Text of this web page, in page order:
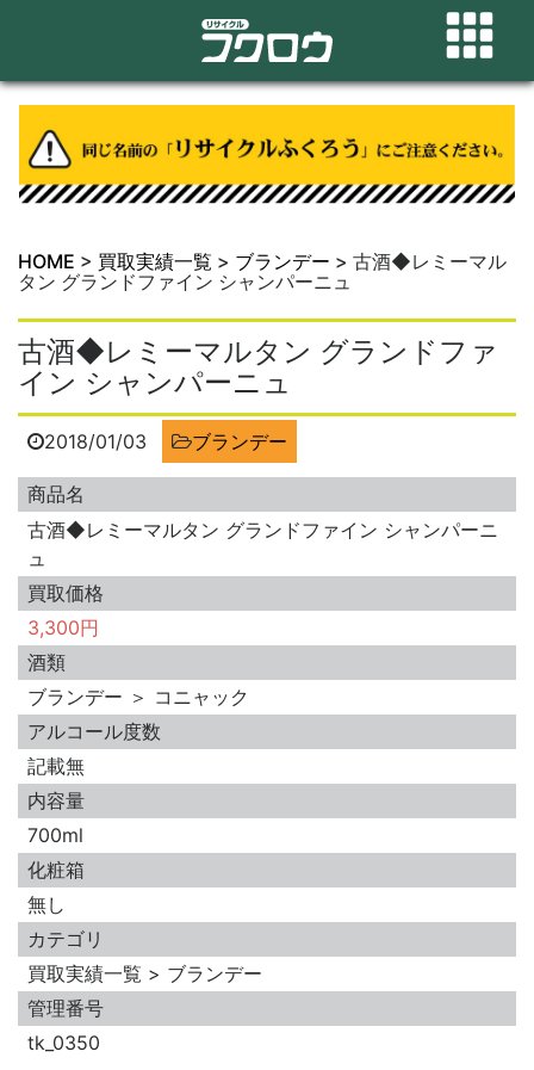
HOME > 買取実績一覧 > ブランデー > 古酒◆レミーマル
タン グランドファイン シャンパーニュ
古酒◆レミーマルタン グランドファ
イン シャンパーニュ
2018/01/03 ブランデー
商品名
古酒◆レミーマルタン グランドファイン シャンパーニ
ュ
買取価格
3,300円
酒類
ブランデー ＞ コニャック
アルコール度数
記載無
内容量
700ml
化粧箱
無し
カテゴリ
買取実績一覧 > ブランデー
管理番号
tk_0350